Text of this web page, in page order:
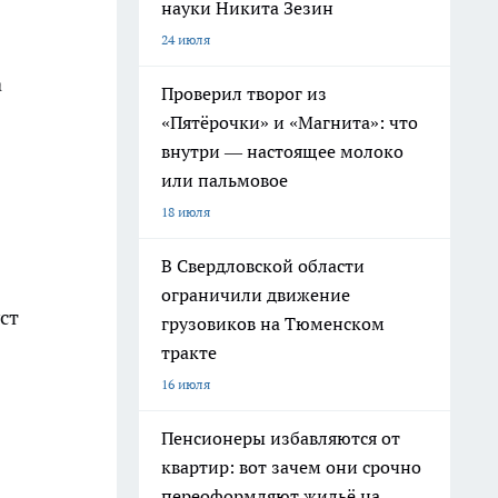
науки Никита Зезин
24 июля
Проверил творог из
«Пятёрочки» и «Магнита»: что
внутри — настоящее молоко
или пальмовое
18 июля
В Свердловской области
ограничили движение
грузовиков на Тюменском
тракте
16 июля
Пенсионеры избавляются от
квартир: вот зачем они срочно